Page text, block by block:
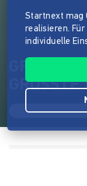
Startnext mag
realisieren.
individuelle